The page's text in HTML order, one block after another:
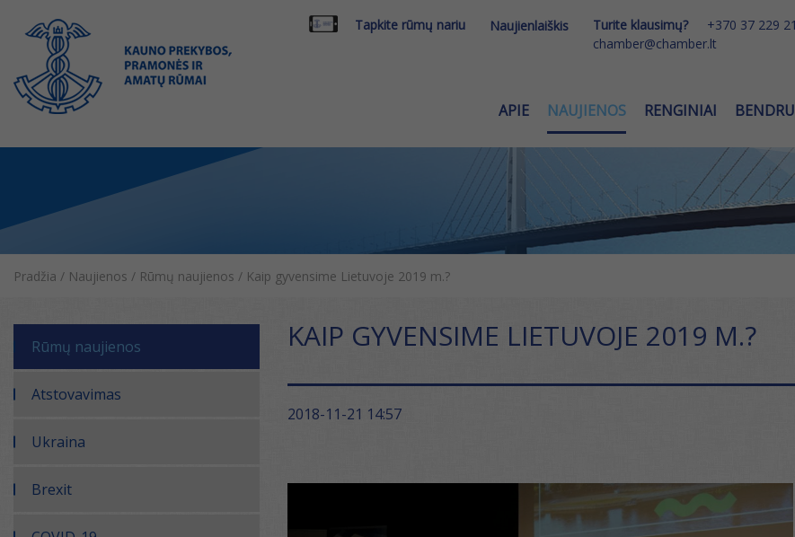
Tapkite rūmų nariu Naujienlaiškis Turite klausimų?
+370 37 229
chamber@chamber.lt
APIE NAUJIENOS RENGINIAI
Pradžia / Naujienos / Rūmų naujienos / Kaip gyvensime Lietuvoje 2019 m.?
Rūmų naujienos
Atstovavimas
Ukraina
Brexit
KAIP GYVENSIME LIETUVOJE 2019 M.?
2018-11-21 14:57